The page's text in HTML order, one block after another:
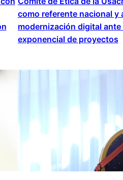
como referente nacional y
modernización digital ante
exponencial de proyectos